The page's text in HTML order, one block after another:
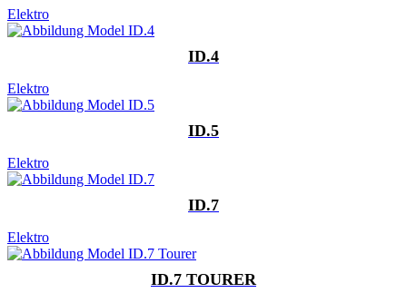
Elektro
ID.4
Elektro
ID.5
Elektro
ID.7
Elektro
ID.7 TOURER